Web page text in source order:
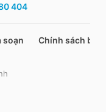
404
soạn Chính sách bảo